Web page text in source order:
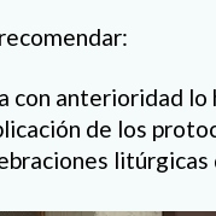
con anterioridad lo
de los
litúrgicas